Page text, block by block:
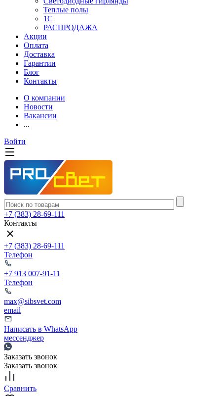
Теплые полы
1С
РАСПРОДАЖА
Акции
Оплата
Доставка
Гарантии
Блог
Контакты
О компании
Новости
Вакансии
...
Войти
+7 (383) 28-69-111
Контакты
+7 (383) 28-69-111
Телефон
+7 913 007-91-11
Телефон
max@sibsvet.com
email
Написать в WhatsApp
мессенджер
Заказать звонок
Заказать звонок
Сравнить